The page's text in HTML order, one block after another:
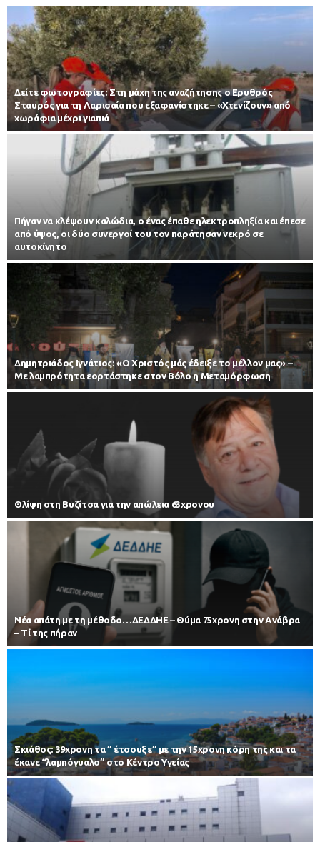
Δείτε φωτογραφίες: Στη μάχη της αναζήτησης ο Ερυθρός
Σταυρός για τη Λαρισαία που εξαφανίστηκε – «Χτενίζουν» από
χωράφια μέχρι γιαπιά
Πήγαν να κλέψουν καλώδια, ο ένας έπαθε ηλεκτροπληξία και έπεσε
από ύψος, οι δύο συνεργοί του τον παράτησαν νεκρό σε
αυτοκίνητο
Δημητριάδος Ιγνάτιος: «Ο Χριστός μάς έδειξε το μέλλον μας» –
Με λαμπρότητα εορτάστηκε στον Βόλο η Μεταμόρφωση
Θλίψη στη Βυζίτσα για την απώλεια 63χρονου
Νέα απάτη με τη μέθοδο…ΔΕΔΔΗΕ – Θύμα 75χρονη στην Ανάβρα
– Τί της πήραν
Σκιάθος: 39χρονη τα ” έτσουξε” με την 15χρονη κόρη της και τα
έκανε “λαμπόγυαλο” στο Κέντρο Υγείας